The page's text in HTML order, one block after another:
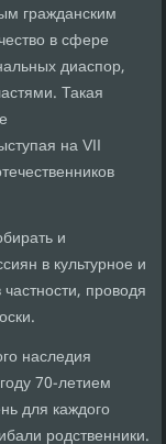
гражданским
в сфере
диаспор,
Такая
на VII
и
в культурное и
проводя
наследия
70-летием
для каждого
родственники.